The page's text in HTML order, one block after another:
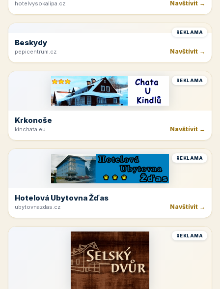
Vysoká Lípa
penzion-zvonecek.cz Navštívit →
Jetřichovice
hotelvysokalipa.cz
REKLAMA
Beskydy
pepicentrum.cz Navštívit →